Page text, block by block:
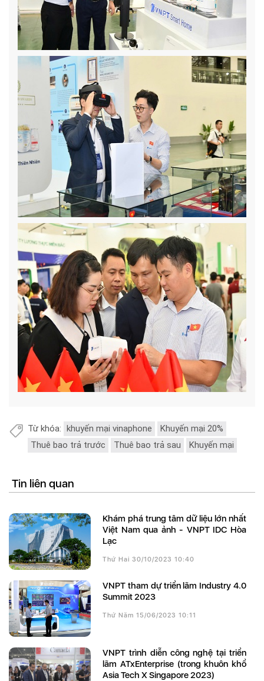
Từ khóa: khuyến mại vinaphone
Khuyến mại 20%
Thuê bao trả trước
Thuê bao trả sau Khuyến mại
Tin liên quan
Khám phá trung tâm dữ liệu lớn nhất
Việt Nam qua ảnh - VNPT IDC Hòa
Lạc
Thứ Hai 30/10/2023 10:40
VNPT tham dự triển lãm Industry 4.0
Summit 2023
Thứ Năm 15/06/2023 10:11
VNPT trình diễn công nghệ tại triển
lãm ATxEnterprise (trong khuôn khổ
Asia Tech X Singapore 2023)